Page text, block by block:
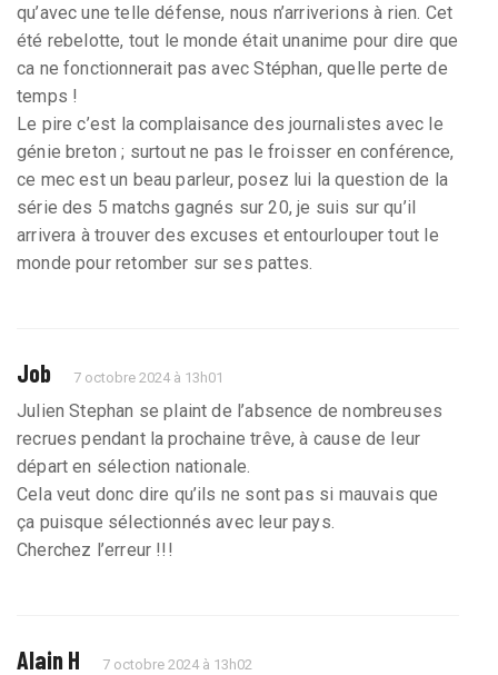
qu’avec une telle défense, nous n’arriverions à rien. Cet
été rebelotte, tout le monde était unanime pour dire que
ca ne fonctionnerait pas avec Stéphan, quelle perte de
temps !
Le pire c’est la complaisance des journalistes avec le
génie breton ; surtout ne pas le froisser en conférence,
ce mec est un beau parleur, posez lui la question de la
série des 5 matchs gagnés sur 20, je suis sur qu’il
arrivera à trouver des excuses et entourlouper tout le
monde pour retomber sur ses pattes.
Job 7 octobre 2024 à 13h01
Julien Stephan se plaint de l’absence de nombreuses
recrues pendant la prochaine trêve, à cause de leur
départ en sélection nationale.
Cela veut donc dire qu’ils ne sont pas si mauvais que
ça puisque sélectionnés avec leur pays.
Cherchez l’erreur !!!
Alain H 7 octobre 2024 à 13h02